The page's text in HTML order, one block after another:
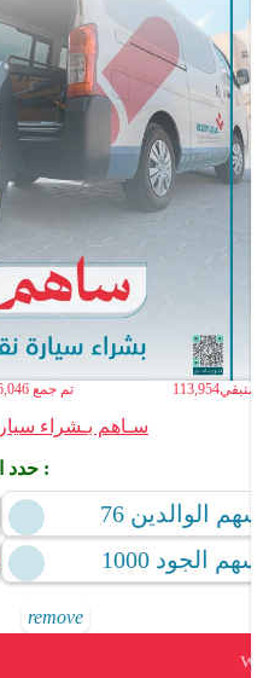
تم جمع 113,954
سـاهم بـشراء
حدد السعر :
سهم الوالدين 76
سهم الجود 1000
remove